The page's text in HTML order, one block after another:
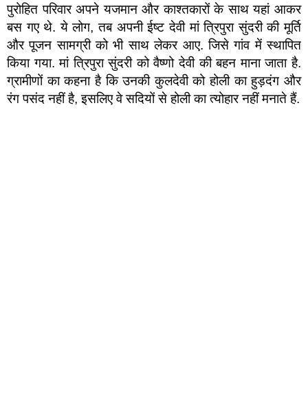
पुरोहित परिवार अपने यजमान और काश्तकारों के साथ यहां आकर
बस गए थे. ये लोग, तब अपनी ईष्ट देवी मां त्रिपुरा सुंदरी की मूर्ति
और पूजन सामग्री को भी साथ लेकर आए. जिसे गांव में स्थापित
किया गया. मां त्रिपुरा सुंदरी को वैष्णो देवी की बहन माना जाता है.
ग्रामीणों का कहना है कि उनकी कुलदेवी को होली का हुड़दंग और
रंग पसंद नहीं है, इसलिए वे सदियों से होली का त्योहार नहीं मनाते हैं.